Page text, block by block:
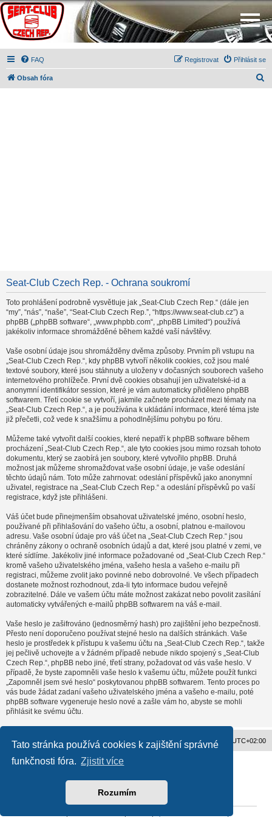
Tato stránka používá cookies k zajištění správné
funkčnosti fóra. Zjistit více
Rozumím
FAQ Přihlásit se
Registrovat
Obsah fóra
Seat-Club Czech Rep. - Ochrana soukromí
Toto prohlášení podrobně vysvětluje jak „Seat-Club Czech Rep.“ (dále jen
“my”, “nás”, “naše”, “Seat-Club Czech Rep.”, “https://www.seat-club.cz”) a
phpBB („phpBB software“, „www.phpbb.com“, „phpBB Limited“) používá
jakékoliv informace shromážděné během každé vaší návštěvy.
Vaše osobní údaje jsou shromážděny dvěma způsoby. Prvním při vstupu na
„Seat-Club Czech Rep.“, kdy phpBB vytvoří několik cookies, což jsou malé
textové soubory, které jsou stáhnuty a uloženy v dočasných souborech vašeho
internetového prohlížeče. První dvě cookies obsahují jen uživatelské-id a
anonymní identifikátor session, které je vám automaticky přiděleno phpBB
softwarem. Třetí cookie se vytvoří, jakmile začnete procházet mezi tématy na
„Seat-Club Czech Rep.“, a je používána k ukládání informace, které téma jste
již přečetli, což vede k snažšímu a pohodlnějšímu pohybu po fóru.
Můžeme také vytvořit další cookies, které nepatří k phpBB software během
procházení „Seat-Club Czech Rep.“, ale tyto cookies jsou mimo rozsah tohoto
dokumentu, který se zaobírá jen soubory, které vytvořilo phpBB. Druhá
možnost jak můžeme shromažďovat vaše osobní údaje, je vaše odeslání
těchto údajů nám. Toto může zahrnovat: odeslání příspěvků jako anonymní
uživatel, registrace na „Seat-Club Czech Rep.“ a odeslání příspěvků po vaší
registrace, když jste přihlášeni.
Váš účet bude přinejmenším obsahovat uživatelské jméno, osobní heslo,
používané při přihlašování do vašeho účtu, a osobní, platnou e-mailovou
adresu. Vaše osobní údaje pro váš účet na „Seat-Club Czech Rep.“ jsou
chráněny zákony o ochraně osobních údajů a dat, které jsou platné v zemi, ve
které sídlíme. Jakékoliv jiné informace požadované od „Seat-Club Czech Rep.“
kromě vašeho uživatelského jména, vašeho hesla a vašeho e-mailu při
registraci, můžeme zvolit jako povinné nebo dobrovolné. Ve všech případech
dostanete možnost rozhodnout, zda-li tyto informace budou veřejně
zobrazitelné. Dále ve vašem účtu máte možnost zakázat nebo povolit zasílání
automaticky vytvářených e-mailů phpBB softwarem na váš e-mail.
Vaše heslo je zašifrováno (jednosměrný hash) pro zajištění jeho bezpečnosti.
Přesto není doporučeno používat stejné heslo na dalších stránkách. Vaše
heslo je prostředek k přístupu k vašemu účtu na „Seat-Club Czech Rep.“, takže
jej pečlivě uchovejte a v žádném případě nebude nikdo spojený s „Seat-Club
Czech Rep.“, phpBB nebo jiné, třetí strany, požadovat od vás vaše heslo. V
případě, že byste zapomněli vaše heslo k vašemu účtu, můžete použít funkci
„Zapomněl jsem své heslo“ poskytovanou phpBB softwarem. Tento proces po
vás bude žádat zadaní vašeho uživatelského jména a vašeho e-mailu, poté
phpBB software vygeneruje heslo nové a zašle vám ho, abyste se mohli
přihlásit ke svému účtu.
Obsah fóra Všechny časy jsou v UTC+02:00
Založeno naphpBB® Forum Software © phpBB Limited
Podmínky pro užívání